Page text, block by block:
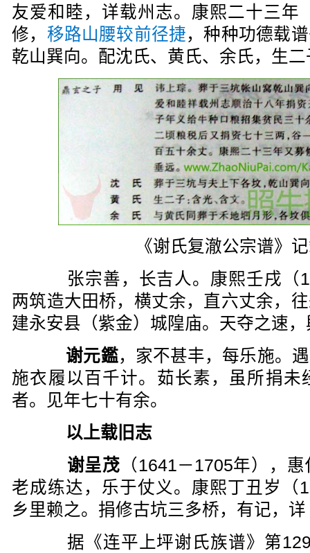
友爱和睦，详载州志。康熙二十三年
修， 移路山腰较前径捷，种种功德载
乾山巽向。配沈氏、黄氏、余氏，生二
《谢氏复澈公宗谱》
张宗善，长吉人。康熙壬戌（
两筑造大田桥，横丈余，直六丈余，
建永安县（紫金）城隍庙。天夺之速
谢元鑑，家不甚丰，每乐施。
施衣履以百千计。茹长素，虽所捐未
者。见年七十有余。
以上载旧志
谢呈茂 （1641－1705年），
老成练达，乐于仗义。康熙丁丑岁（
乡里赖之。捐修古坑三多桥，有记，详
据《连平上坪谢氏族谱》第